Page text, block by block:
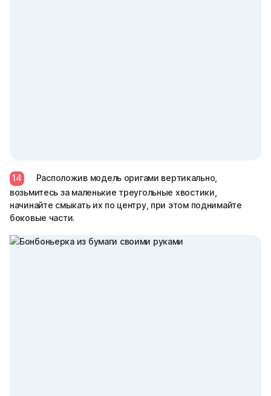
14
Расположив модель оригами вертикально,
возьмитесь за маленькие треугольные хвостики,
начинайте смыкать их по центру, при этом поднимайте
боковые части.